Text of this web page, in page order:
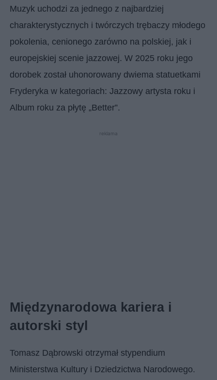
Muzyk uchodzi za jednego z najbardziej
charakterystycznych i twórczych trębaczy młodego
pokolenia, cenionego zarówno na polskiej, jak i
europejskiej scenie jazzowej. W 2025 roku jego
dorobek został uhonorowany dwiema statuetkami
Fryderyka w kategoriach: Jazzowy artysta roku i
Album roku za płytę „Better”.
reklama
Międzynarodowa kariera i
autorski styl
Tomasz Dąbrowski otrzymał stypendium
Ministerstwa Kultury i Dziedzictwa Narodowego.